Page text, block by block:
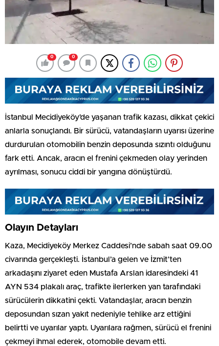
0 0
İstanbul Mecidiyeköy’de yaşanan trafik kazası, dikkat çekici
anlarla sonuçlandı. Bir sürücü, vatandaşların uyarısı üzerine
durdurulan otomobilin benzin deposunda sızıntı olduğunu
fark etti. Ancak, aracın el frenini çekmeden olay yerinden
ayrılması, sonucu ciddi bir yangına dönüştürdü.
Olayın Detayları
Kaza, Mecidiyeköy Merkez Caddesi’nde sabah saat 09.00
civarında gerçekleşti. İstanbul’a gelen ve İzmit’ten
arkadaşını ziyaret eden Mustafa Arslan idaresindeki 41
AYN 534 plakalı araç, trafikte ilerlerken yan tarafındaki
sürücülerin dikkatini çekti. Vatandaşlar, aracın benzin
deposundan sızan yakıt nedeniyle tehlike arz ettiğini
belirtti ve uyarılar yaptı. Uyarılara rağmen, sürücü el frenini
çekmeyi ihmal ederek, otomobile devam etti.